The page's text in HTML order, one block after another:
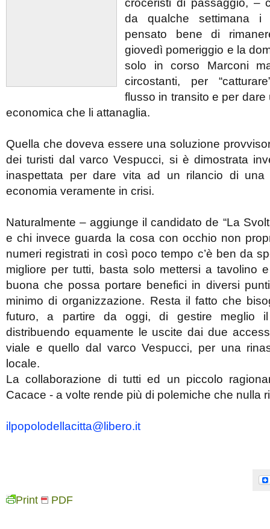
da qualche settimana i
pensato bene di
giovedì pomeriggio e la
solo in corso Marconi
circostanti, per
flusso in transito e per
economica che li attanaglia.
Quella che doveva essere una soluzione
dei turisti dal varco Vespucci, si è dimostrata
inaspettata per dare vita ad un rilancio di una
economia veramente in crisi.
Naturalmente – aggiunge il candidato de “La
e chi invece guarda la cosa con occhio non
numeri registrati in così poco tempo c’è ben da
migliore per tutti, basta solo mettersi a tavolino
buona che possa portare benefici in diversi
minimo di organizzazione. Resta il fatto che
futuro, a partire da oggi, di gestire meglio
distribuendo equamente le uscite dai due
viale e quello dal varco Vespucci, per una
locale.
La collaborazione di tutti ed un piccolo
Cacace - a volte rende più di polemiche che nulla
ilpopolodellacitta@libero.it
Print PDF